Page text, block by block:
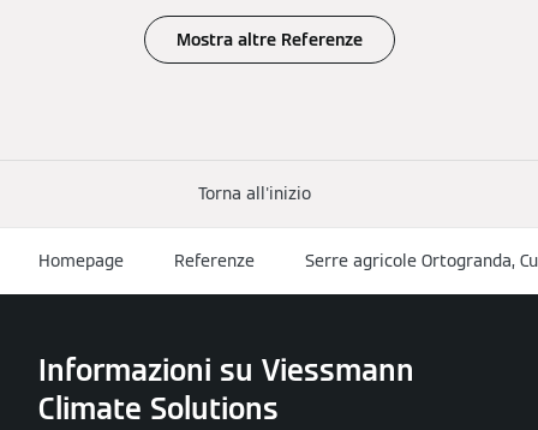
Mostra altre Referenze
Torna all'inizio
Homepage Referenze Serre agricole Ortogranda,
Informazioni su Viessmann
Climate Solutions